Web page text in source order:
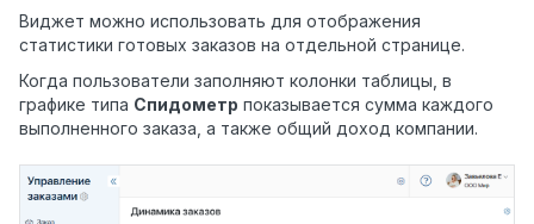
Виджет можно использовать для отображения
статистики готовых заказов на отдельной странице.
Когда пользователи заполняют колонки таблицы, в
графике типа Спидометр показывается сумма каждого
выполненного заказа, а также общий доход компании.